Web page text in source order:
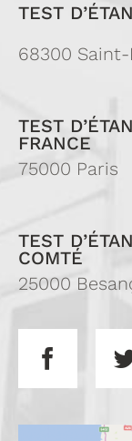
TEST
68300 Saint-
TEST
FRANCE
75000 Paris
TEST
COMTÉ
25000